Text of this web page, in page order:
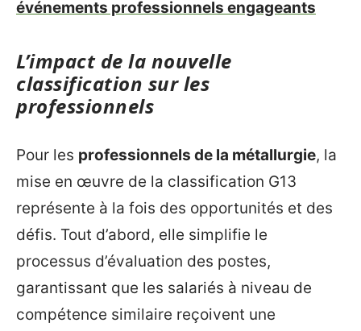
événements professionnels engageants
L’impact de la nouvelle
classification sur les
professionnels
Pour les professionnels de la métallurgie, la
mise en œuvre de la classification G13
représente à la fois des opportunités et des
défis. Tout d’abord, elle simplifie le
processus d’évaluation des postes,
garantissant que les salariés à niveau de
compétence similaire reçoivent une